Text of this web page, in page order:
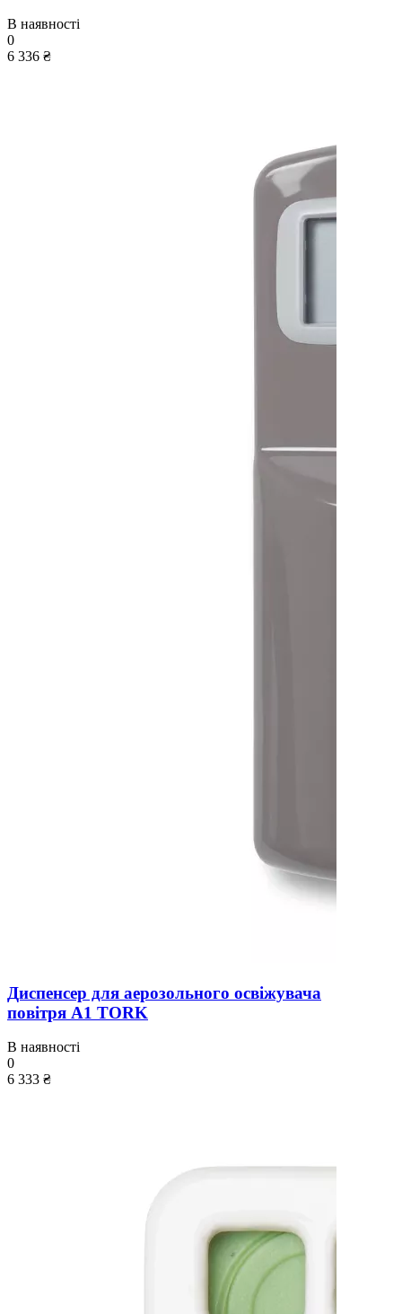
В наявності
0
6 336 ₴
Диспенсер для аерозольного освіжувача
повітря A1 TORK
В наявності
0
6 333 ₴